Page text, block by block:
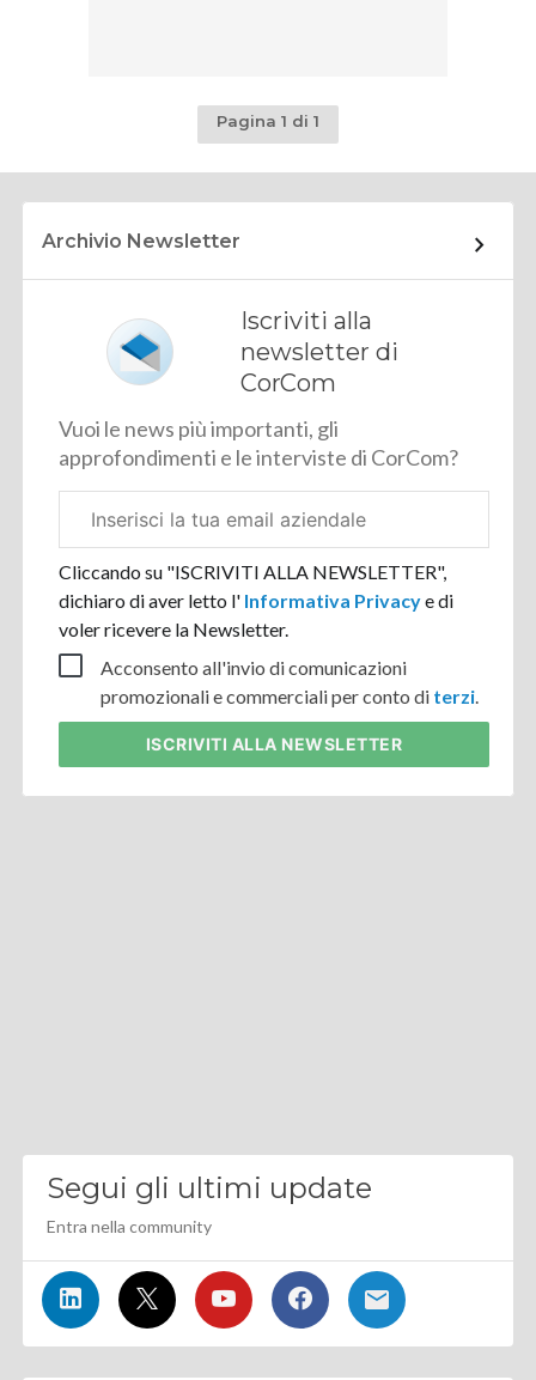
Pagina 1 di 1
Archivio Newsletter
Iscriviti alla
newsletter di
CorCom
Vuoi le news più importanti, gli
approfondimenti e le interviste di CorCom?
aziendale
Cliccando su "ISCRIVITI ALLA NEWSLETTER",
dichiaro di aver letto l' Informativa Privacye di
voler ricevere la Newsletter.
Acconsento all'invio di comunicazioni
promozionali e commerciali per conto di terzi.
ISCRIVITI ALLA NEWSLETTER
Segui gli ultimi update
Entra nella community